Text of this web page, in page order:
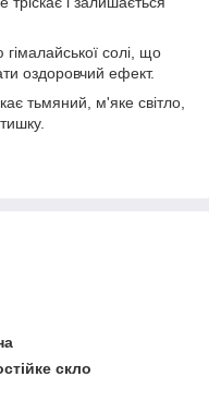
солі, що
оздоровчий ефект.
тьмяний, м'яке світло,
скло